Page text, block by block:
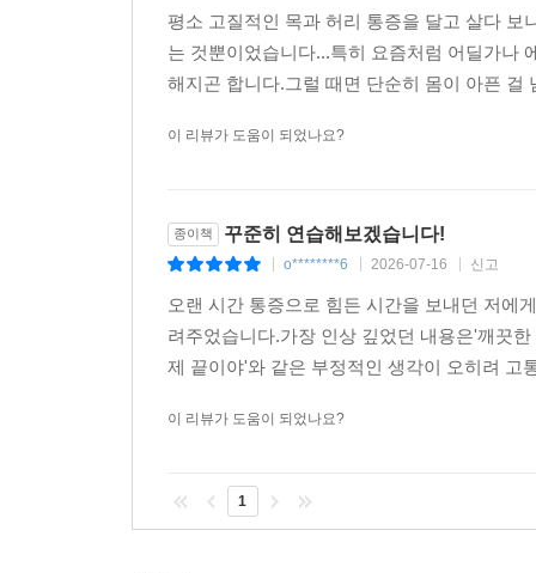
평소 고질적인 목과 허리 통증을 달고 살다
는 것뿐이었습니다...특히 요즘처럼 어딜가나
해지곤 합니다.그럴 때면 단순히 몸이 아픈
이 리뷰가 도움이 되었나요?
종이책 꾸준히 연습해보겠습니다!
o********6 2026-07-16 신고
오랜 시간 통증으로 힘든 시간을 보내던 저에
려주었습니다.가장 인상 깊었던 내용은'깨끗
제 끝이야'와 같은 부정적인 생각이 오히려
이 리뷰가 도움이 되었나요?
1